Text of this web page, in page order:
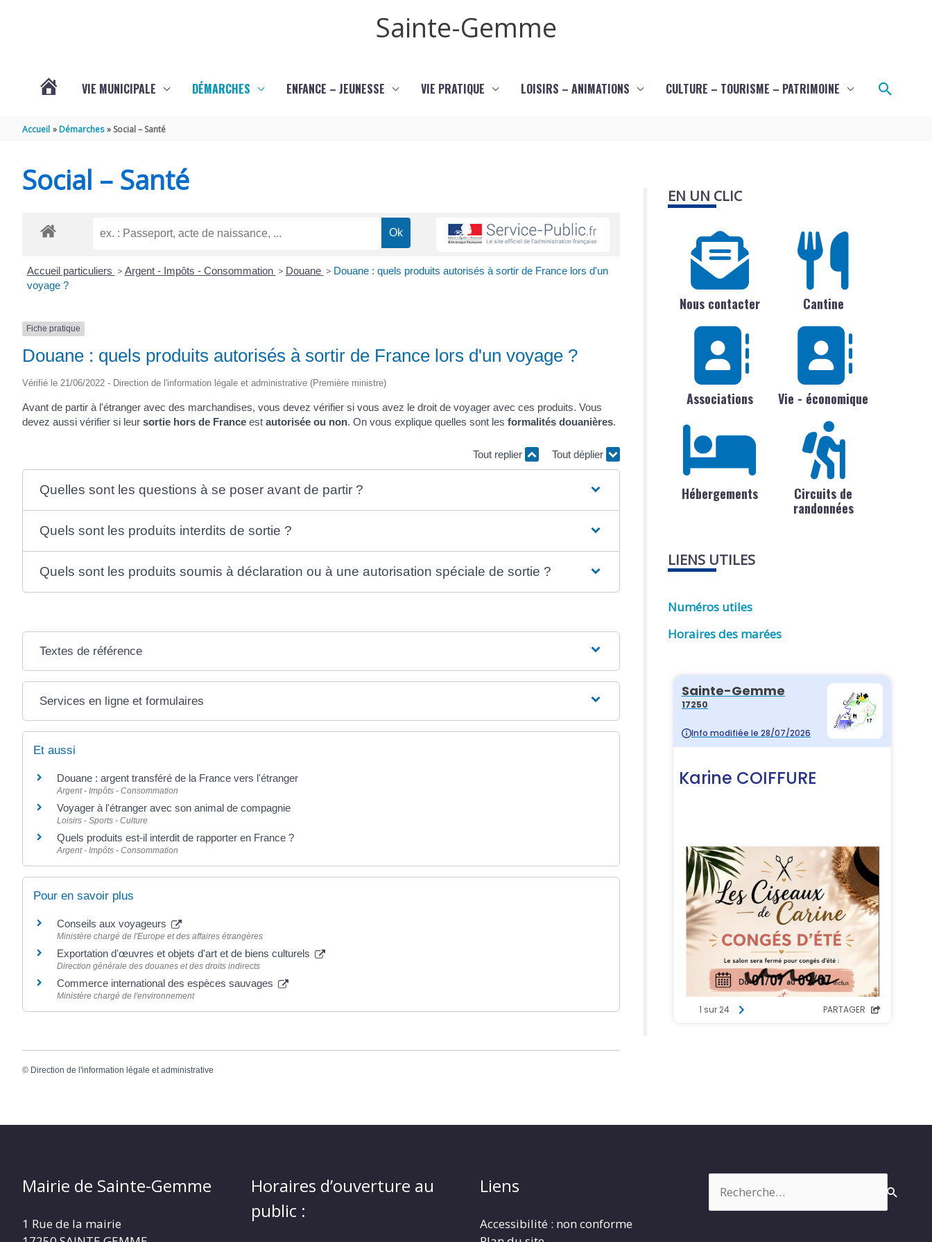
Sainte-Gemme
GEMME
VIE MUNICIPALE DÉMARCHES ENFANCE – JEUNESSE VIE PRATIQUE LOISIRS – ANIMATIONS CULTURE – TOURISME – PATRIMOINE
Accueil Démarches Social – Santé
Social – Santé
Accueil particuliers > Argent - Impôts - Consommation > Douane > Douane : quels produits autorisés à sortir de France lors d'un
voyage ?
Fiche pratique
Douane : quels produits autorisés à sortir de France lors d'un voyage ?
Vérifié le 21/06/2022 - Direction de l'information légale et administrative (Première ministre)
Avant de partir à l'étranger avec des marchandises, vous devez vérifier si vous avez le droit de voyager avec ces produits. Vous
devez aussi vérifier si leur sortie hors de France est autorisée ou non. On vous explique quelles sont les formalités douanières.
Tout replier Tout déplier
Quelles sont les questions à se poser avant de partir ?
Quels sont les produits interdits de sortie ?
Quels sont les produits soumis à déclaration ou à une autorisation spéciale de sortie ?
Textes de référence
Services en ligne et formulaires
Et aussi
Douane : argent transféré de la France vers l'étranger
Argent - Impôts - Consommation
Voyager à l'étranger avec son animal de compagnie
Loisirs - Sports - Culture
Quels produits est-il interdit de rapporter en France ?
Argent - Impôts - Consommation
Pour en savoir plus
Conseils aux voyageurs
Ministère chargé de l'Europe et des affaires étrangères
Exportation d'œuvres et objets d'art et de biens culturels
Direction générale des douanes et des droits indirects
Commerce international des espèces sauvages
Ministère chargé de l'environnement
© Direction de l'information légale et administrative
EN UN CLIC
Nous contacter Cantine
Associations Vie - économique
Hébergements
Circuits de
randonnées
LIENS UTILES
Numéros utiles
Horaires des marées
Mairie de Sainte-Gemme
1 Rue de la mairie
Horaires d’ouverture au
public :
Liens
Accessibilité : non conforme